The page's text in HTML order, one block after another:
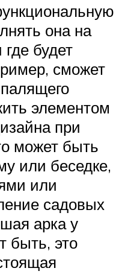
она на
будет
сможет
элементом
при
может быть
или беседке,
или
садовых
арка у
быть, это